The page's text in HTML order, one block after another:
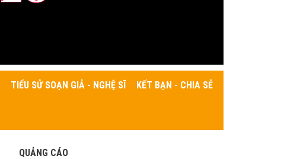
TIỂU SỬ SOẠN GIẢ - NGHỆ SĨ KẾT BẠN - CHIA SẺ
QUẢNG CÁO